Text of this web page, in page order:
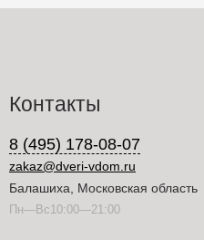
Контакты
8 (495) 178-08-07
zakaz@dveri-vdom.ru
Балашиха, Московская область
Пн—Вс10:00—21:00